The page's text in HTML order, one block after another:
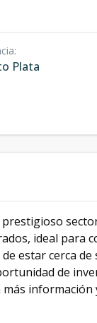
:
Plata
ideal para
estar cerca de
de
información